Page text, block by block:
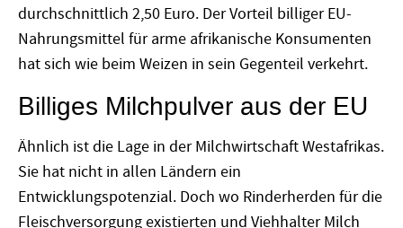
durchschnittlich 2,50 Euro. Der Vorteil billiger EU-
Nahrungsmittel für arme afrikanische Konsumenten
hat sich wie beim Weizen in sein Gegenteil verkehrt.
Billiges Milchpulver aus der EU
Ähnlich ist die Lage in der Milchwirtschaft Westafrikas.
Sie hat nicht in allen Ländern ein
Entwicklungspotenzial. Doch wo Rinderherden für die
Fleischversorgung existierten und Viehhalter Milch